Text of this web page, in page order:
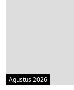
Agustus 2026